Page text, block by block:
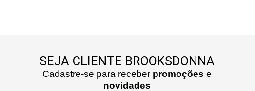
SEJA CLIENTE BROOKSDONNA
Cadastre-se para receber promoções e
novidades